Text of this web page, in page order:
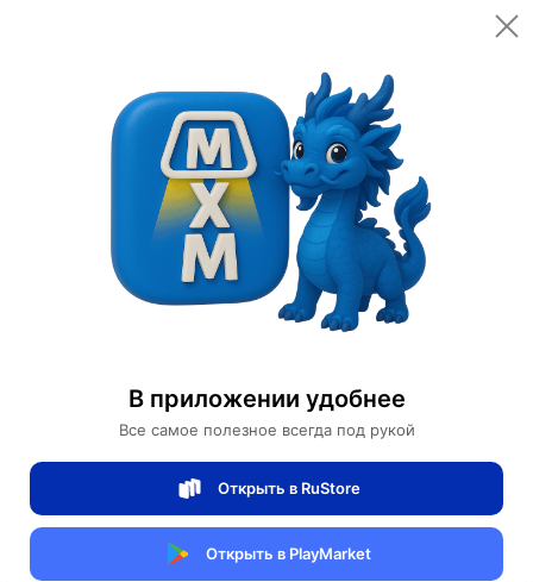
В приложении удобнее
Все самое полезное всегда под рукой
Открыть в RuStore
Открыть в PlayMarket
Открыть
Категории Спортивные товары
Велоспорт
Ледовый Велосипед Practicing
0 отзывов 0
Магазин Motors Store
Артикул:Practicing1342